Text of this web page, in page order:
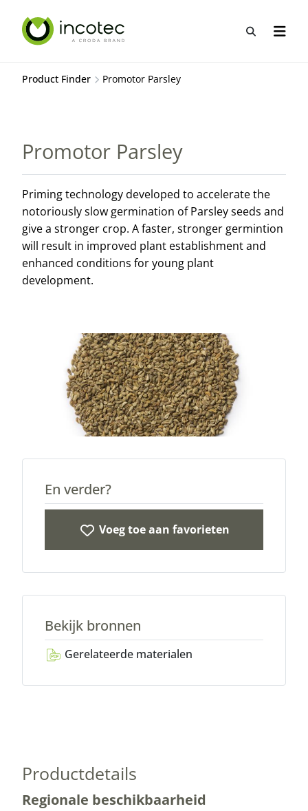
over
over
Open
Open
Product Finder Promotor Parsley
Promotor Parsley
Priming technology developed to accelerate the
notoriously slow germination of Parsley seeds and
give a stronger crop. A faster, stronger germintion
will result in improved plant establishment and
enhanced conditions for young plant
development.
En verder?
Voeg toe aan favorieten
Bekijk bronnen
Gerelateerde materialen
Productdetails
Regionale beschikbaarheid